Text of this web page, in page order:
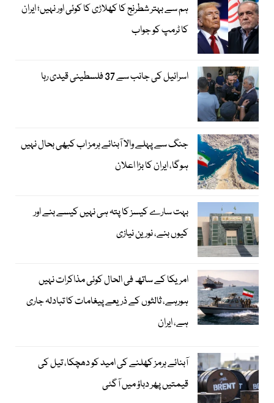
ہم سے بہتر شطرنج کا کھلاڑی کا کوئی اور نہیں؛ ایران
کا ٹرمپ کو جواب
اسرائیل کی جانب سے 37 فلسطینی قیدی رہا
جنگ سے پہلے والا آبنائے ہرمز اب کبھی بحال نہیں
ہوگا، ایران کا بڑا اعلان
بہت سارے کیسز کا پتہ ہی نہیں کیسے بنے اور
کیوں بنے، نورین نیازی
امریکا کے ساتھ فی الحال کوئی مذاکرات نہیں
ہورہے، ثالثوں کے ذریعے پیغامات کا تبادلہ جاری
ہے، ایران
آبنائے ہرمز کھلنے کی امید کو دھچکا، تیل کی
قیمتیں پھر دباؤ میں آگئی